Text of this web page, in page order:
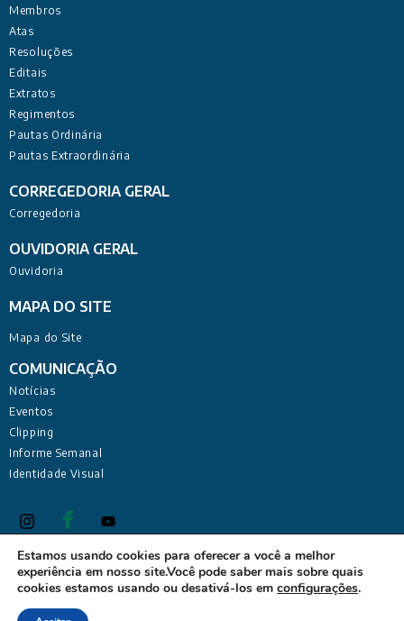
Membros
Atas
Resoluções
Editais
Extratos
Regimentos
Pautas Ordinária
Pautas Extraordinária
CORREGEDORIA GERAL
Corregedoria
OUVIDORIA GERAL
Ouvidoria
MAPA DO SITE
Mapa do Site
COMUNICAÇÃO
Notícias
Eventos
Clipping
Informe Semanal
Identidade Visual
Defensoria Pública do Estado da Paraíba Sede Administrativa:
Rua Deputado Barreto Sobrinho, 168 - Tambiá, João Pessoa -
Estamos usando cookies para oferecer a você a melhor
experiência em nosso site.Você pode saber mais sobre quais
cookies estamos usando ou desativá-los em configurações.